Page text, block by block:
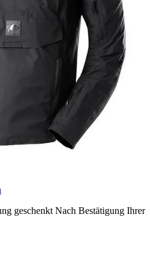
geschenkt Nach Bestätigung Ihrer